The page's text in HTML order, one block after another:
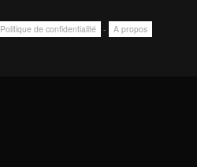
Politique de confidentialité - A propos